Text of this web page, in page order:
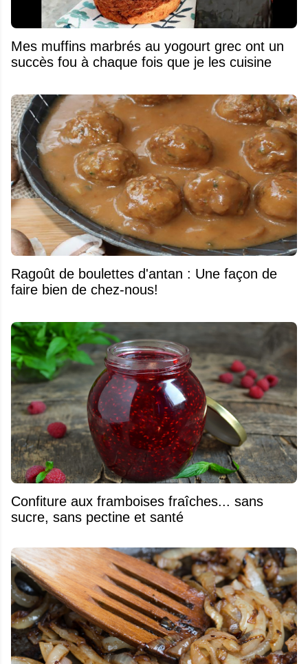
Mes muffins marbrés au yogourt grec ont un
succès fou à chaque fois que je les cuisine
Ragoût de boulettes d'antan : Une façon de
faire bien de chez-nous!
Confiture aux framboises fraîches... sans
sucre, sans pectine et santé